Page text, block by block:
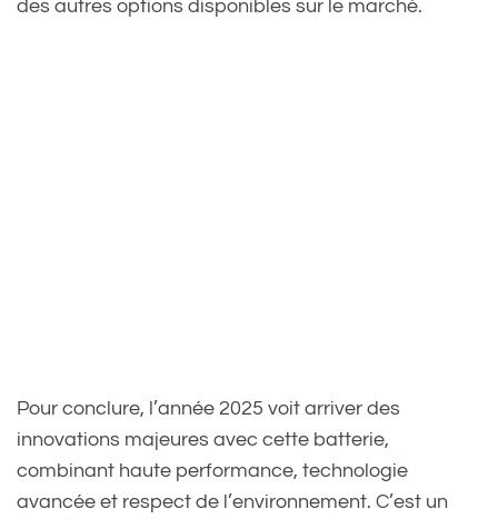
des autres options disponibles sur le marché.
Pour conclure, l’année 2025 voit arriver des
innovations majeures avec cette batterie,
combinant haute performance, technologie
avancée et respect de l’environnement. C’est un